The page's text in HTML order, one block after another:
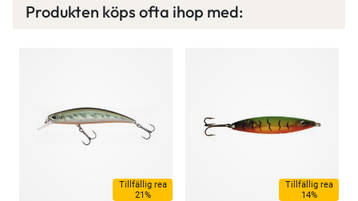
Ett exklusivt medlemskap med många förmåner.
Läs mer här
Produkten köps ofta ihop med:
Tillfällig rea
21%
Tillfällig rea
14%